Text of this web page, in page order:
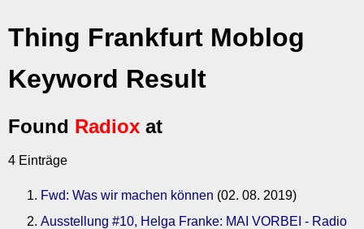
Thing Frankfurt Moblog
Keyword Result
Found Radiox at
4 Einträge
Fwd: Was wir machen können (02. 08. 2019)
Ausstellung #10, Helga Franke: MAI VORBEI - Radio